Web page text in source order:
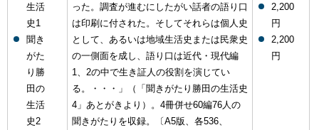
生活
史1
聞き
がた
り勝
田の
生活
史2
った。調査が進むにしたがい話者の語り口
は印刷に付された。そしてそれらは個人史
として、あるいは地域生活史または民衆史
の一側面を成し、語り口は近代・現代編
1、2の中で生き証人の役割を演じてい
る。・・・」（「聞きがたり勝田の生活史
4」あとがきより）。4冊併せ60編76人の
聞きがたりを収録。〔A5版、各536、
2,200
円
2,200
円